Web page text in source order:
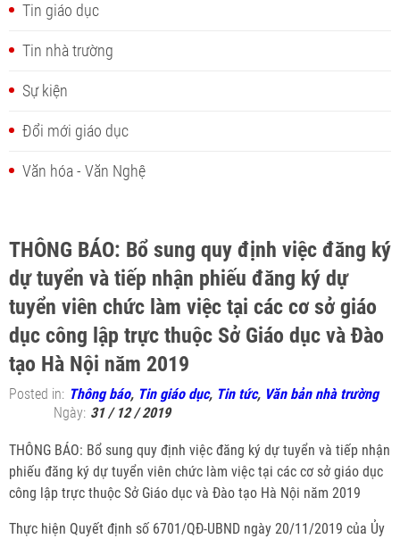
Tin giáo dục
Tin nhà trường
Sự kiện
Đổi mới giáo dục
Văn hóa - Văn Nghệ
THÔNG BÁO: Bổ sung quy định việc đăng ký
dự tuyển và tiếp nhận phiếu đăng ký dự
tuyển viên chức làm việc tại các cơ sở giáo
dục công lập trực thuộc Sở Giáo dục và Đào
tạo Hà Nội năm 2019
Posted in: Thông báo, Tin giáo dục, Tin tức, Văn bản nhà trường
Ngày: 31 / 12 / 2019
THÔNG BÁO: Bổ sung quy định việc đăng ký dự tuyển và tiếp nhận
phiếu đăng ký dự tuyển viên chức làm việc tại các cơ sở giáo dục
công lập trực thuộc Sở Giáo dục và Đào tạo Hà Nội năm 2019
Thực hiện Quyết định số 6701/QĐ-UBND ngày 20/11/2019 của Ủy